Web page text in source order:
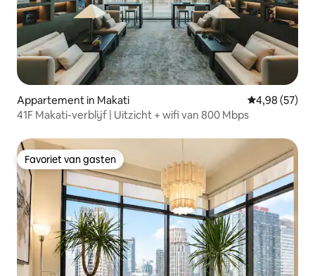
Appartement in Makati Gemiddelde
4,98 (57)
41F Makati-verblijf | Uitzicht + wifi van 800 Mbps
Favoriet van gasten
Favoriet van gasten